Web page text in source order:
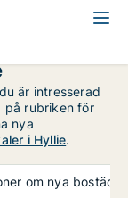
är intresserad
på rubriken för
nya
i Hyllie.
om nya bostäder